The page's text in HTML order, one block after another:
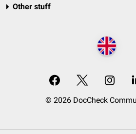
Other stuff
© 2026 DocCheck